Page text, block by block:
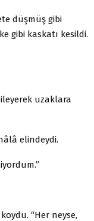
düşmüş gibi
gibi kaskatı kesildi.
uzaklara
elindeydi.
“Her neyse,